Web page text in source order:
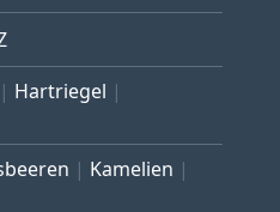
Hartriegel
Kamelien